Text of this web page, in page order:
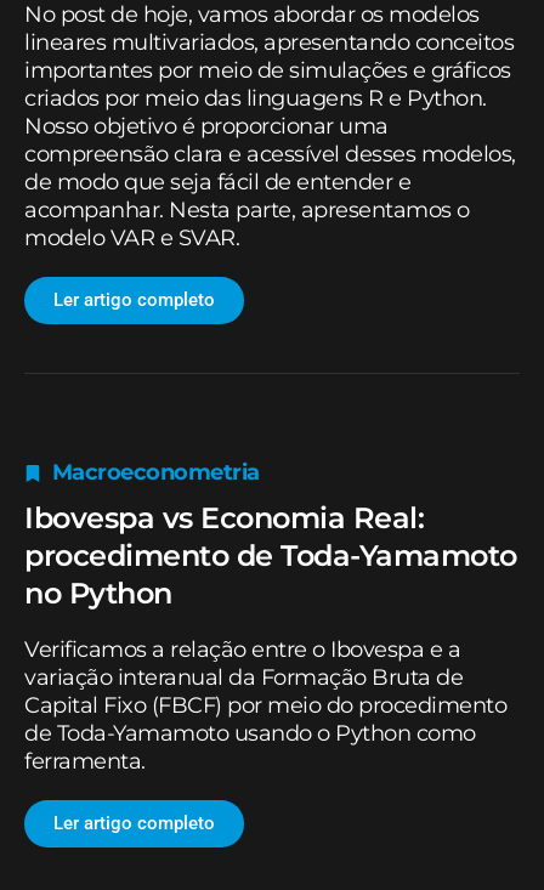
No post de hoje, vamos abordar os modelos
lineares multivariados, apresentando conceitos
importantes por meio de simulações e gráficos
criados por meio das linguagens R e Python.
Nosso objetivo é proporcionar uma
compreensão clara e acessível desses modelos,
de modo que seja fácil de entender e
acompanhar. Nesta parte, apresentamos o
modelo VAR e SVAR.
Ler artigo completo
Macroeconometria
Ibovespa vs Economia Real:
procedimento de Toda-Yamamoto
no Python
Verificamos a relação entre o Ibovespa e a
variação interanual da Formação Bruta de
Capital Fixo (FBCF) por meio do procedimento
de Toda-Yamamoto usando o Python como
ferramenta.
Ler artigo completo